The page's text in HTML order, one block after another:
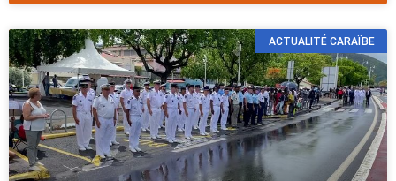
ACTUALITÉ CARAÏBE